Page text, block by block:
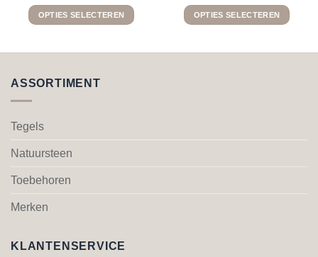
OPTIES SELECTEREN
meerdere
worden
de
OPTIES SELECTEREN
worden
de
ASSORTIMENT
Tegels
Natuursteen
Toebehoren
Merken
KLANTENSERVICE